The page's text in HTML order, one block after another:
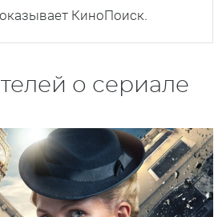
КиноПоиск.
о сериале